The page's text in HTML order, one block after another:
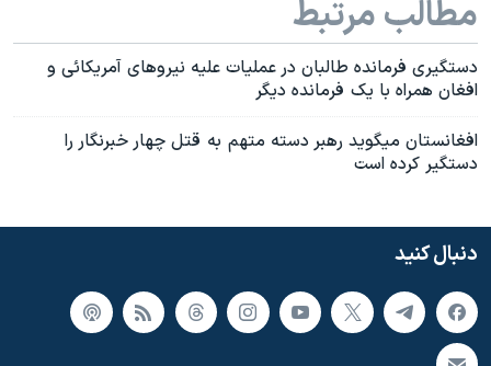
سفر پرزیدنت ترامپ به چین
مطالب مرتبط
دستگيری فرمانده طالبان در عمليات عليه نيروهای آمريکائی و
افغان همراه با يک فرمانده ديگر
افغانستان ميگويد رهبر دسته متهم به قتل چهار خبرنگار را
دستگير کرده است
دنبال کنید